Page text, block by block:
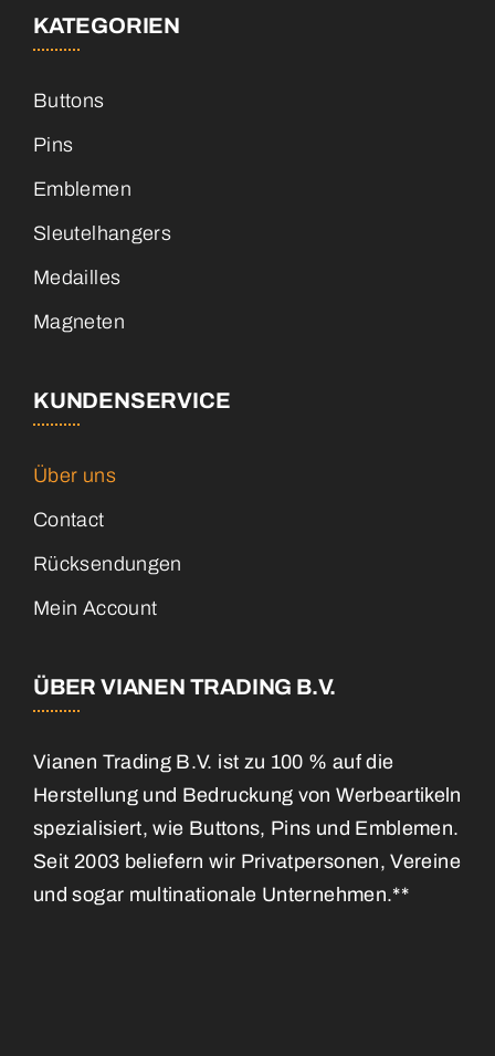
Pins
Emblemen
Sleutelhangers
Medailles
Magneten
Contact
Rücksendungen
Mein Account
Herstellung und Bedruckung von Werbeartikeln
spezialisiert, wie Buttons, Pins und Emblemen.
Seit 2003 beliefern wir Privatpersonen, Vereine
und sogar multinationale Unternehmen.**